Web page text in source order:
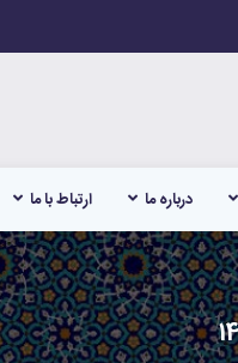
درباره ما ارتباط با ما